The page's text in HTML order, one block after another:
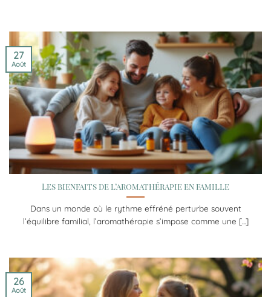
Les bienfaits de l’aromathérapie en famille
Dans un monde où le rythme effréné perturbe souvent
l’équilibre familial, l’aromathérapie s’impose comme une [...]
27
Août
26
Août